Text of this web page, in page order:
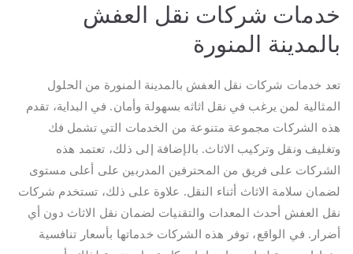
خدمات شركات نقل العفش
بالمدينة المنورة
تعد خدمات شركات نقل العفش بالمدينة المنورة من الحلول
المثالية لمن يرغب في نقل اثاثه بسهولة وأمان. في البداية، تقدم
هذه الشركات مجموعة متنوعة من الخدمات التي تشمل فك
وتغليف ونقل وتركيب الاثاث. بالإضافة إلى ذلك، تعتمد هذه
الشركات على فريق من المحترفين المدربين على أعلى مستوى
لضمان سلامة الاثاث أثناء النقل. علاوة على ذلك، تستخدم شركات
نقل العفش أحدث المعدات والتقنيات لضمان نقل الاثاث دون أي
أضرار. في الواقع، توفر هذه الشركات خدماتها بأسعار تنافسية